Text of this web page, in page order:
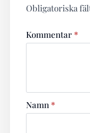
Obligatoriska
Kommentar *
Namn *